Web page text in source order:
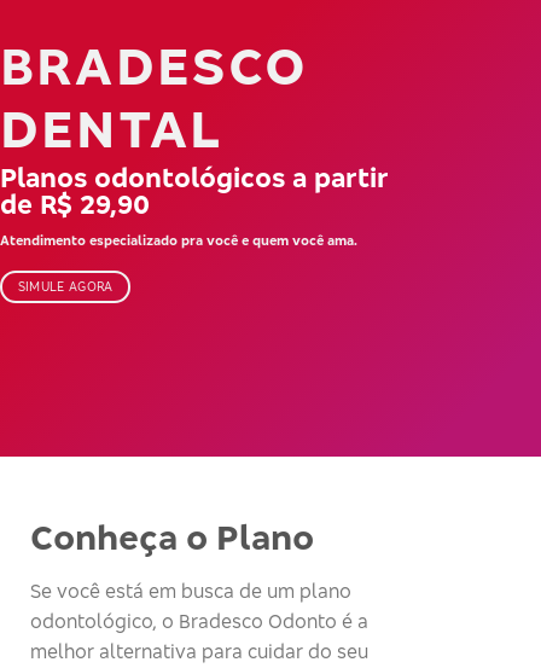
BRADESCO
DENTAL
Planos odontológicos a partir
de R$ 29,90
Atendimento especializado pra você e quem você ama.
SIMULE AGORA
Conheça o Plano
Se você está em busca de um plano
odontológico, o Bradesco Odonto é a
melhor alternativa para cuidar do seu